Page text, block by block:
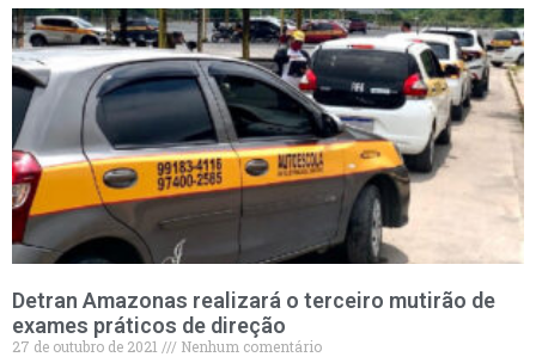
Detran Amazonas realizará o terceiro mutirão de
exames práticos de direção
27 de outubro de 2021
Nenhum comentário